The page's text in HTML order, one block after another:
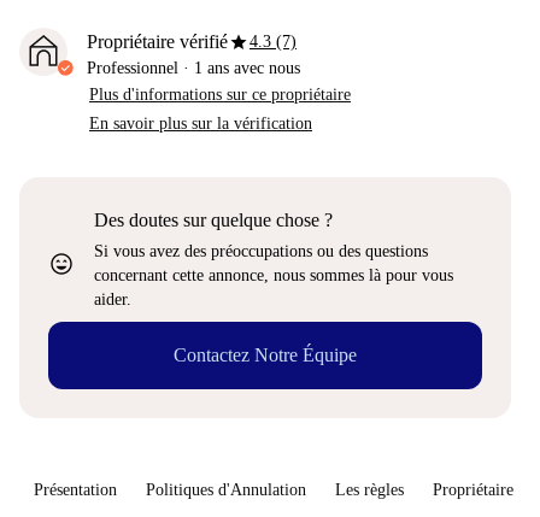
Propriétaire vérifiéstar4.3 (7)
Professionnel · 1 ans avec nous
Plus d'informations sur ce propriétaire
En savoir plus sur la vérification
sentiment_very_satisfied
Des doutes sur quelque chose ?
Si vous avez des préoccupations ou des questions
concernant cette annonce, nous sommes là pour vous
aider.
Contactez Notre Équipe
Présentation Politiques d'Annulation Les règles Propriétaire